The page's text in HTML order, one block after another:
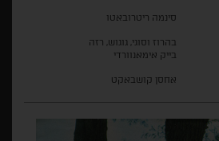
סינמה ריטרובאטו
בהרוז וסוגי, גוגוש, רזה
בייק אימאנוורדי
אחסן קושבאקט